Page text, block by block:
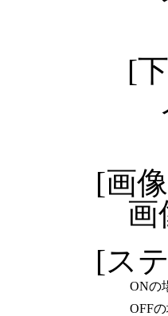
[
[画
画
[ス
ONの
OFF